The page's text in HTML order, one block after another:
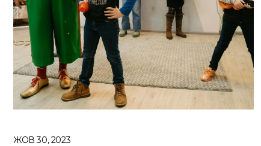
ЖОВ 30, 2023